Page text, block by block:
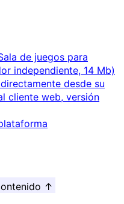
de juegos para
independiente, 14 Mb)
desde su
cliente web, versión
↑